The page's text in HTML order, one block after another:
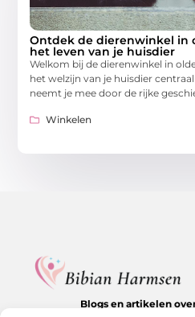
Ontdek de dierenwinkel in
het leven van je huisdier
Welkom bij de dierenwinkel in
het welzijn van je huisdier
neemt je mee door de rijke
Winkelen
Blogs en artikelen